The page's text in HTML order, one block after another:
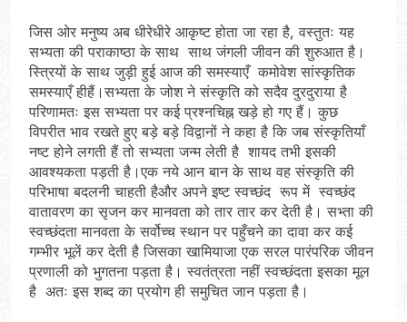
जिस ओर मनुष्य अब धीरेधीरे आकृष्ट होता जा रहा है, वस्तुतः यह
सभ्यता की पराकाष्ठा के साथ साथ जंगली जीवन की शुरुआत है।
स्त्रियों के साथ जुड़ी हुई आज की समस्याएँ कमोवेश सांस्कृतिक
समस्याएँ हीहैं।सभ्यता के जोश ने संस्कृति को सदैव दुरदुराया है
परिणामतः इस सभ्यता पर कई प्रश्नचिह्न खड़े हो गए हैं। कुछ
विपरीत भाव रखते हुए बड़े बड़े विद्वानों ने कहा है कि जब संस्कृतियाँ
नष्ट होने लगती हैं तो सभ्यता जन्म लेती है शायद तभी इसकी
आवश्यकता पड़ती है।एक नये आन बान के साथ वह संस्कृति की
परिभाषा बदलनी चाहती हैऔर अपने इष्ट स्वच्छंद रूप में स्वच्छंद
वातावरण का सृजन कर मानवता को तार तार कर देती है। सभ्ता की
स्वच्छंदता मानवता के सर्वोच्च स्थान पर पहुँचने का दावा कर कई
गम्भीर भूलें कर देती है जिसका खामियाजा एक सरल पारंपरिक जीवन
प्रणाली को भुगतना पड़ता है। स्वतंत्रता नहीं स्वच्छंदता इसका मूल
है अतः इस शब्द का प्रयोग ही समुचित जान पड़ता है।